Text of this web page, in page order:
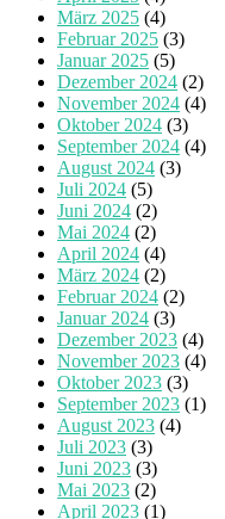
März 2025 (4)
Februar 2025 (3)
Januar 2025 (5)
Dezember 2024 (2)
November 2024 (4)
Oktober 2024 (3)
September 2024 (4)
August 2024 (3)
Juli 2024 (5)
Juni 2024 (2)
Mai 2024 (2)
April 2024 (4)
März 2024 (2)
Februar 2024 (2)
Januar 2024 (3)
Dezember 2023 (4)
November 2023 (4)
Oktober 2023 (3)
September 2023 (1)
August 2023 (4)
Juli 2023 (3)
Juni 2023 (3)
Mai 2023 (2)
April 2023 (1)